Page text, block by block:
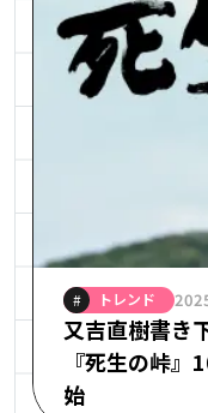
# トレンド
又吉直樹書き
『死⽣の峠
始